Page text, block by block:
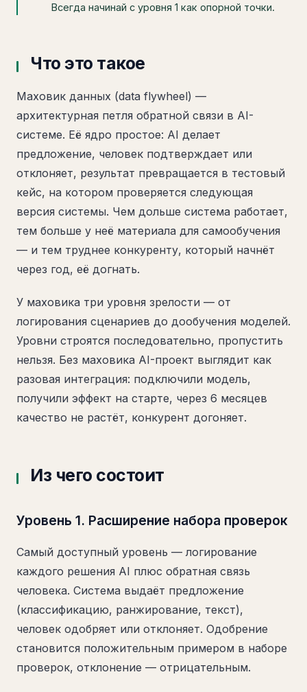
Всегда начинай с уровня 1 как опорной точки.
Что это такое
Маховик данных (data flywheel) —
архитектурная петля обратной связи в AI-
системе. Её ядро простое: AI делает
предложение, человек подтверждает или
отклоняет, результат превращается в тестовый
кейс, на котором проверяется следующая
версия системы. Чем дольше система работает,
тем больше у неё материала для самообучения
— и тем труднее конкуренту, который начнёт
через год, её догнать.
У маховика три уровня зрелости — от
логирования сценариев до дообучения моделей.
Уровни строятся последовательно, пропустить
нельзя. Без маховика AI-проект выглядит как
разовая интеграция: подключили модель,
получили эффект на старте, через 6 месяцев
качество не растёт, конкурент догоняет.
Из чего состоит
Уровень 1. Расширение набора проверок
Самый доступный уровень — логирование
каждого решения AI плюс обратная связь
человека. Система выдаёт предложение
(классификацию, ранжирование, текст),
человек одобряет или отклоняет. Одобрение
становится положительным примером в наборе
проверок, отклонение — отрицательным.